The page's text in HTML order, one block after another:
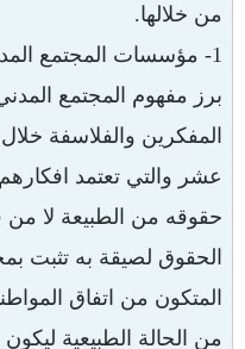
من خلالها.
1- مؤسسات المجتمع المدني
برز مفهوم المجتمع
المفكرين والفلاسفة
عشر والتي تعتمد
حقوقه من الطبيعة لا من
الحقوق لصيقة به تثبت
المتكون من اتفاق
من الحالة الطبيعية